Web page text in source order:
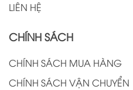
LIÊN HỆ
CHÍNH SÁCH
CHÍNH SÁCH MUA HÀNG
CHÍNH SÁCH VẬN CHUYỂN